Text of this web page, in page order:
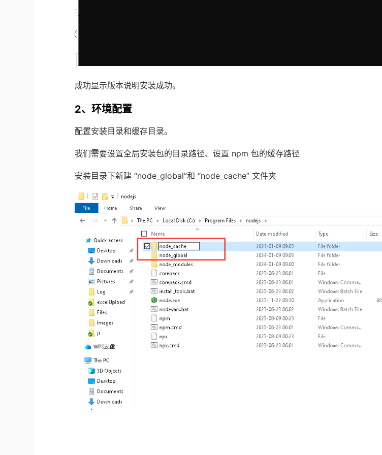
成功显示版本说明安装成功。
2、环境配置
配置安装目录和缓存目录。
我们需要设置全局安装包的目录路径、设置 npm 包的缓存路径
安装目录下新建 “node_global”和 “node_cache”文件夹